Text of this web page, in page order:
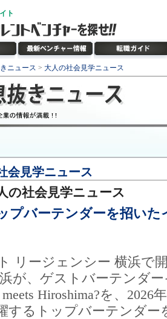
ト
ニュース > 大人の社会見学ニュース
会見学ニュース
の社会見学ニュース
プバーテンダーを招い
リージェンシー 横浜で
が、ゲストバーテンダ
meets Hiroshima?を、2026
するトップバーテンダー